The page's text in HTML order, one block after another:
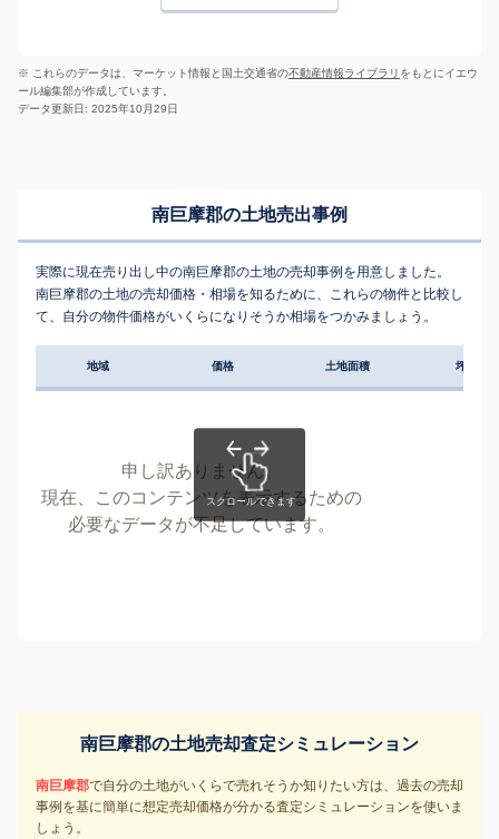
※ これらのデータは、マーケット情報と国土交通省の不動産情報ライブラリ をもとにイエウ
ール編集部が作成しています。
データ更新日: 2025年10月29日
南巨摩郡の土地売出事例
実際に現在売り出し中の南巨摩郡の土地の売却事例を用意しました。
南巨摩郡の土地の売却価格・相場を知るために、これらの物件と比較し
て、自分の物件価格がいくらになりそうか相場をつかみましょう。
地域 価格 土地面積 坪単価
申し訳ありません。
現在、このコンテンツを表示するための
必要なデータが不足しています。
南巨摩郡の土地売却査定シミュレーション
南巨摩郡で自分の土地がいくらで売れそうか知りたい方は、過去の売却
事例を基に簡単に想定売却価格が分かる査定シミュレーションを使いま
しょう。